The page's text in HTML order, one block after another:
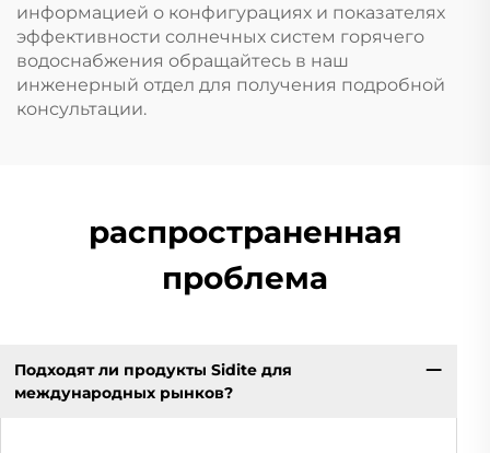
информацией о конфигурациях и показателях
эффективности солнечных систем горячего
водоснабжения обращайтесь в наш
инженерный отдел для получения подробной
консультации.
распространенная
проблема
Подходят ли продукты Sidite для
международных рынков?